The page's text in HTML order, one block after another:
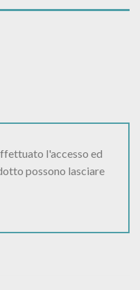
l'accesso ed
possono lasciare